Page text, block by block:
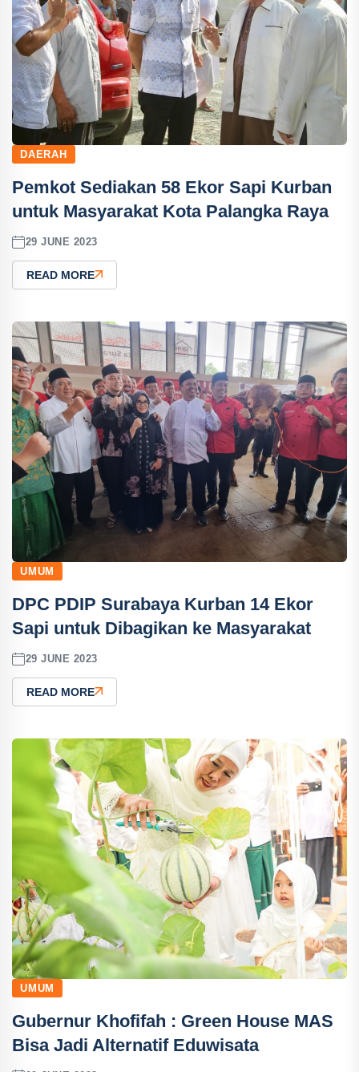
DAERAH
Pemkot Sediakan 58 Ekor Sapi Kurban
untuk Masyarakat Kota Palangka Raya
29 JUNE 2023
READ MORE
UMUM
DPC PDIP Surabaya Kurban 14 Ekor
Sapi untuk Dibagikan ke Masyarakat
29 JUNE 2023
READ MORE
UMUM
Gubernur Khofifah : Green House MAS
Bisa Jadi Alternatif Eduwisata